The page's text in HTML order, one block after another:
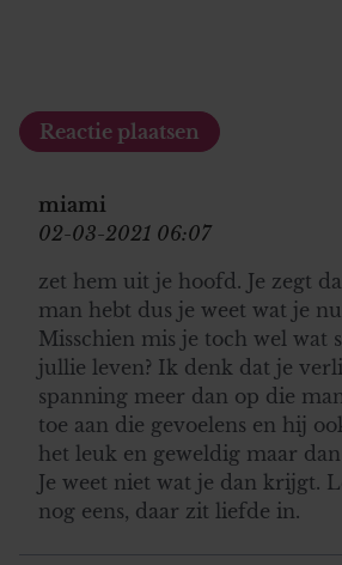
miami
02-03-2021 06:07
zet hem uit je hoofd. Je zegt
man hebt dus je weet wat je
Misschien mis je toch wel wat
jullie leven? Ik denk dat je
spanning meer dan op die
toe aan die gevoelens en hij
het leuk en geweldig maar
Je weet niet wat je dan krijgt.
nog eens, daar zit liefde in.